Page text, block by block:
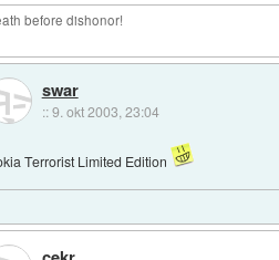
before dishonor!
swar
::9. okt 2003, 23:04
Terrorist Limited Edition